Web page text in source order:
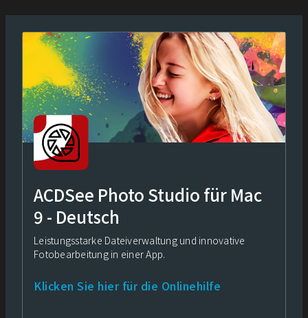
ACDSee Photo Studio für Mac
9 - Deutsch
Leistungsstarke Dateiverwaltung und innovative
Fotobearbeitung in einer App.
Klicken Sie hier für die Onlinehilfe